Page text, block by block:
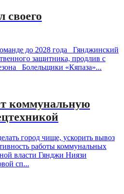
своего
до 2028 года Гянджинский
защитника, продлив с
Болельщики «Кяпаза»...
коммунальную
город чище, ускорить вывоз
работы коммунальных
власти Гянджи Ниязи
сп...